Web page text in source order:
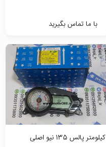
با ما تماس بگیرید
کیلومتر پالس 135 نیو اصلی